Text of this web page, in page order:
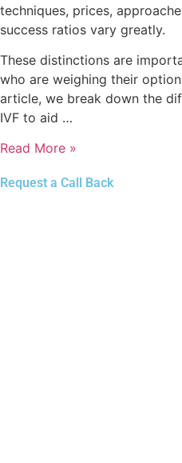
techniques, prices,
success ratios vary greatly.
These distinctions are
who are weighing their
article, we break down the
IVF to aid …
Read More »
Request a Call Back